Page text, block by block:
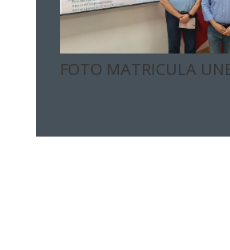
FOTO MATRICULA